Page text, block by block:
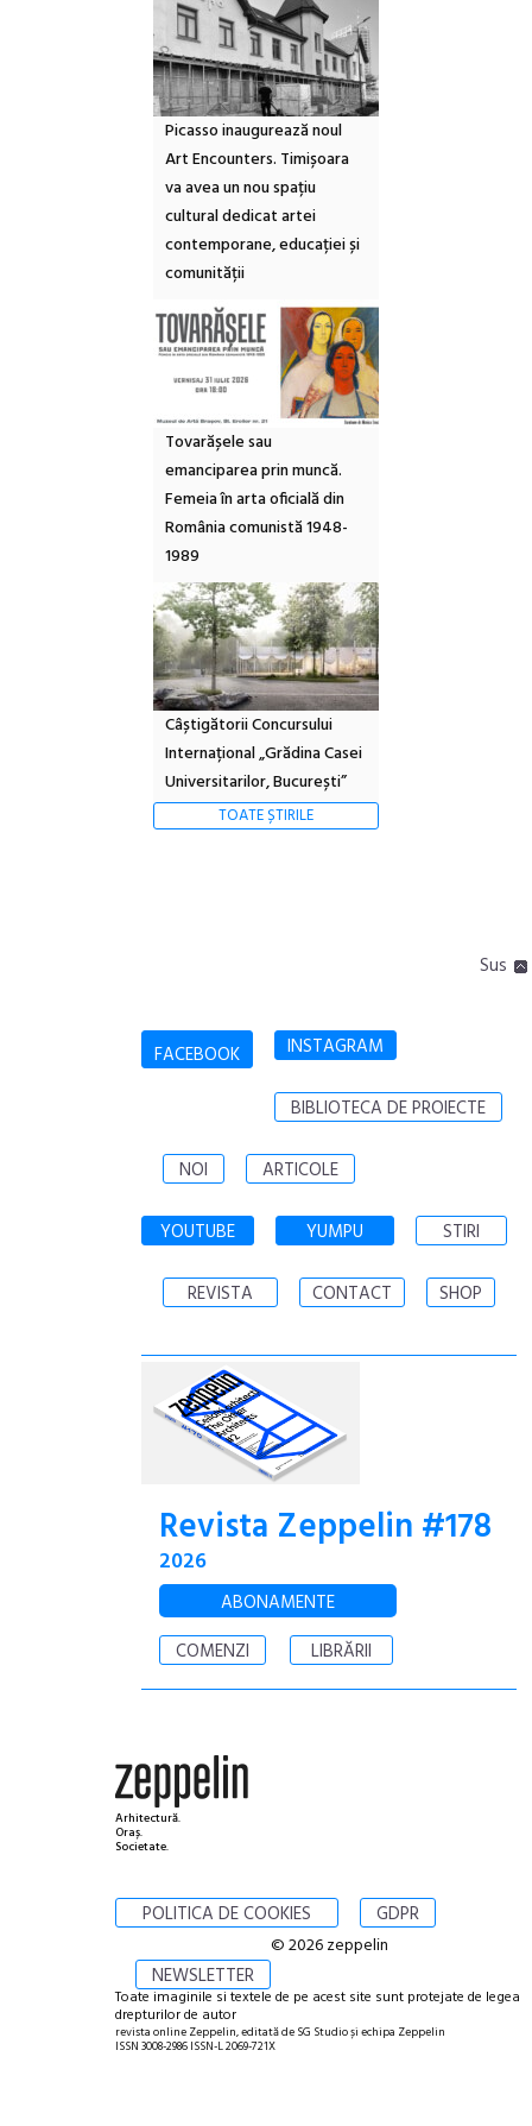
Picasso inaugurează noul
Art Encounters. Timișoara
va avea un nou spațiu
cultural dedicat artei
contemporane, educației și
comunității
Tovarășele sau
emanciparea prin muncă.
Femeia în arta oficială din
România comunistă 1948-
1989
Câștigătorii Concursului
Internațional „Grădina Casei
Universitarilor, București”
TOATE ȘTIRILE
Sus
FACEBOOK INSTAGRAM
BIBLIOTECA DE PROIECTE
NOI ARTICOLE
YOUTUBE YUMPU STIRI
REVISTA CONTACT SHOP
Revista Zeppelin #178
2026
ABONAMENTE
COMENZI
LIBRĂRII
Arhitectură.
Oraș.
Societate.
POLITICA DE COOKIES GDPR
NEWSLETTER
© 2026 zeppelin
Toate imaginile si textele de pe acest site sunt protejate de legea
drepturilor de autor
revista online Zeppelin, editată de SG Studio și echipa Zeppelin
ISSN 3008-2986 ISSN-L 2069-721X